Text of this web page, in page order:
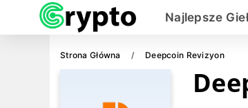
Najlepsze
Strona Główna Deepcoin Revizyon